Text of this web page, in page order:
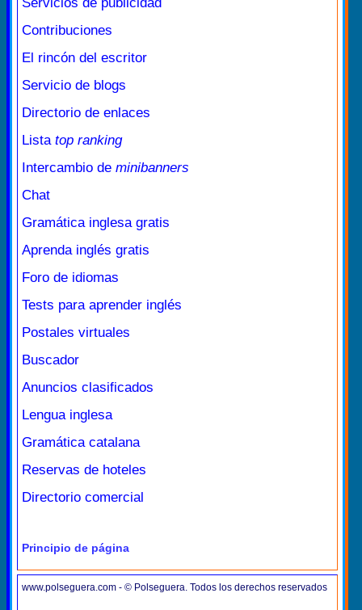
Contribuciones
El rincón del escritor
Servicio de blogs
Directorio de enlaces
Lista top ranking
Intercambio de minibanners
Chat
Gramática inglesa gratis
Aprenda inglés gratis
Foro de idiomas
Tests para aprender inglés
Postales virtuales
Buscador
Anuncios clasificados
Lengua inglesa
Gramática catalana
Reservas de hoteles
Directorio comercial
Principio de página
www.polseguera.com - © Polseguera. Todos los derechos reservados